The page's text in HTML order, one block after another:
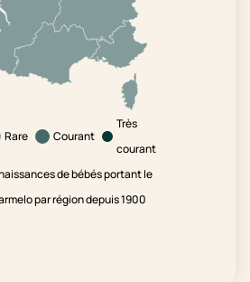
Rare Courant
Très
courant
de bébés portant le
par région depuis 1900